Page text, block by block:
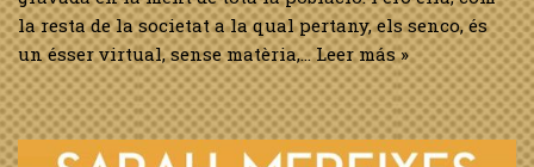
la resta de la societat a la qual pertany, els senco, és
un ésser virtual, sense matèria,…Leer más »